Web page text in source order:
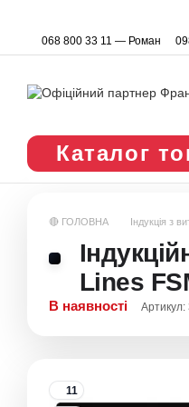
068 800 33 11 — Роман
Каталог
🔴 ГОЛОВНА Індукція з
Lines
В наявності
11